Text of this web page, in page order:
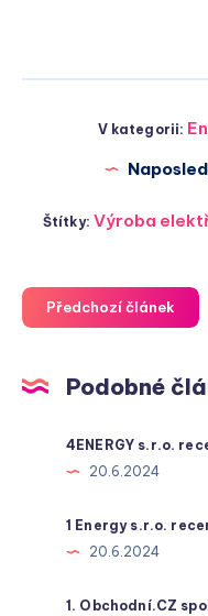
V kategorii:
Štítky:Výroba
Předchozí článek
Podobné
4ENERGY s.r.o.
20.6.2024
1 Energy s.r.o.
20.6.2024
1. Obchodní.CZ